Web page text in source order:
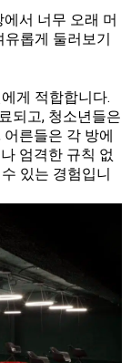
서 너무 오래 머
롭게 둘러보기
게 적합합니다.
되고, 청소년들은
른들은 각 방에
엄격한 규칙 없
있는 경험입니